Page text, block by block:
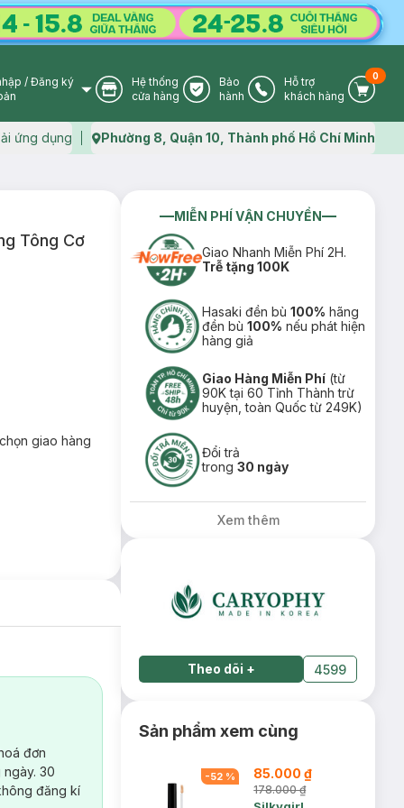
User Icon
/ Đăng ký
Store Icon
Hệ thống
cửa hàng
Warranty Icon
Bảo
hành
Phone Icon
Hỗ trợ
khách hàng
Cart
0
ứng dụng Map icon
Phường 8, Quận 10, Thành phố Hồ Chí Minh
Tông Cơ
giao hàng
đơn
30
đăng kí
MIỄN PHÍ VẬN CHUYỂN
Giao Nhanh Miễn Phí 2H.
Trễ tặng 100K
Hasaki đền bù100% hãng
đền bù100% nếu phát hiện
hàng giả
Giao Hàng Miễn Phí (từ
90K tại 60 Tỉnh Thành trừ
huyện, toàn Quốc từ 249K)
Đổi trả
trong30 ngày
Xem thêm
Theo dõi + 4599
Sản phẩm xem cùng
-52 % 85.000 ₫
178.000 ₫